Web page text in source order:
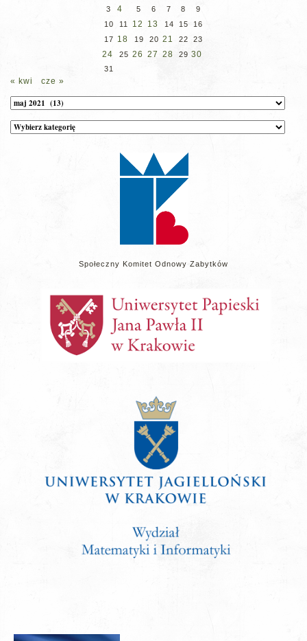
3 4 5 6 7 8
9
10
11 12 13 14 15
16
17 18 19 20 21 22 23
24 25 26 27 28 29 30
31
« kwi cze »
Archiwum
Kategorie
wpisów
Społeczny Komitet Odnowy Zabytków